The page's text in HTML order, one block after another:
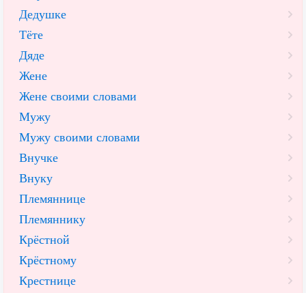
Дедушке
Тёте
Дяде
Жене
Жене своими словами
Мужу
Мужу своими словами
Внучке
Внуку
Племяннице
Племяннику
Крёстной
Крёстному
Крестнице